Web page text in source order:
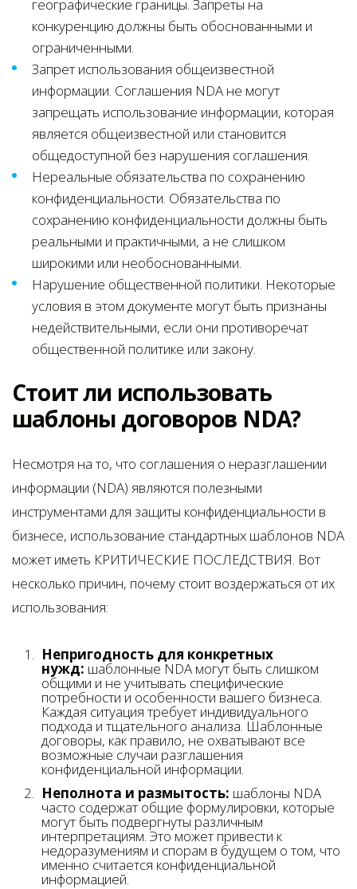
географические границы. Запреты на
конкуренцию должны быть обоснованными и
ограниченными.
Запрет использования общеизвестной
информации. Соглашения NDA не могут
запрещать использование информации, которая
является общеизвестной или становится
общедоступной без нарушения соглашения.
Нереальные обязательства по сохранению
конфиденциальности. Обязательства по
сохранению конфиденциальности должны быть
реальными и практичными, а не слишком
широкими или необоснованными.
Нарушение общественной политики. Некоторые
условия в этом документе могут быть признаны
недействительными, если они противоречат
общественной политике или закону.
Стоит ли использовать
шаблоны договоров NDA?
Несмотря на то, что соглашения о неразглашении
информации (NDA) являются полезными
инструментами для защиты конфиденциальности в
бизнесе, использование стандартных шаблонов NDA
может иметь КРИТИЧЕСКИЕ ПОСЛЕДСТВИЯ. Вот
несколько причин, почему стоит воздержаться от их
использования:
Непригодность для конкретных
нужд: шаблонные NDA могут быть слишком
общими и не учитывать специфические
потребности и особенности вашего бизнеса.
Каждая ситуация требует индивидуального
подхода и тщательного анализа. Шаблонные
договоры, как правило, не охватывают все
возможные случаи разглашения
конфиденциальной информации.
Неполнота и размытость: шаблоны NDA
часто содержат общие формулировки, которые
могут быть подвергнуты различным
интерпретациям. Это может привести к
недоразумениям и спорам в будущем о том, что
именно считается конфиденциальной
информацией.